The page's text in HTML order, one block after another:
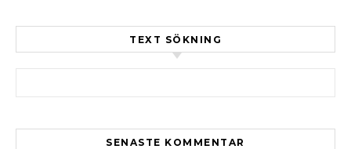
TEXT SÖKNING
SENASTE KOMMENTAR